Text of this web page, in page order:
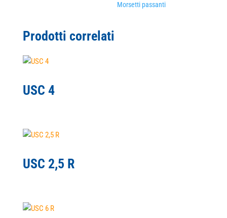
Morsetti passanti
Prodotti correlati
USC 4
USC 2,5 R